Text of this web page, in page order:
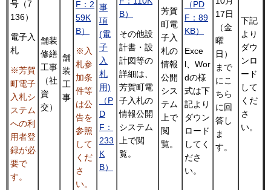
号（7
136）
電子入
札
※芳賀
町電子
入札シ
ステム
への利
用者登
録が必
要で
す。
舗装
修繕
工事
（社
資
交）
舗
装
工
事
F：2
59K
B）
※入
札参
加条
件等
は公
告を
参照
して
くだ
さ
い。
事
項
(電
子
入
札
用)
（P
D
F：
233
K
B）
B）
その他設
計書・設
計図等の
詳細は、
芳賀町電
子入札の
情報公開
システム
上で閲
覧。
芳賀
町電
子入
札の
情報
公開
シス
テム
上で
閲
覧。
（PD
F：89
KB）
Exce
l、Wor
dの様
式は下
記より
ダウン
ロード
してく
ださ
い。
17日
（金
曜
日）
まで
にこ
ちら
に回
答し
ま
す。
下記
より
ダウ
ンロ
ード
して
くだ
さ
い。